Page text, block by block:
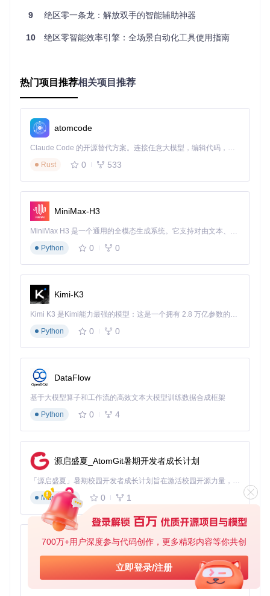
700万+用户深度参与代码创作，更多精彩内容等你共创
立即登录/注册
功能价值：从操作疲劳中解放双手
在高强度战斗中，玩家需要保持高度专注以应对敌人的复杂攻
场景应用：应对多样化战斗挑战
BOSS攻坚战
反击
连招挑战
：完美实现角色技能衔接，最大化输出伤害
材料 farming
极限挑战：在高难度副本中保持稳定操作，提升通关成功率
自动战斗系统的核心可以类比为一位经验丰富的游戏教练：
视觉感知层（相当于教练的眼睛）
通过assets/template/
别
实时分析游戏画面中的敌人位置、血量和技能状态
采用OCR技术识别UI元素和战斗提示信息
决策逻辑层 （相当于教练的大脑）
基于src/zzz_od/auto_battle/
执行层（相当于教练的双手）
通过config/key_sim/配置文件映射输入设备
精准模拟键盘、鼠标或手柄操作
[!WARNING]技术限制说明自动战斗功能依赖游戏画面的
清晰度和稳定性，建议将游戏分辨率设置为1920x1080，
关闭动态模糊等特效以获得最佳识别效果。
使用指南：三步开启自动战斗
准备工作：
确保游戏窗口处于前台且未被遮挡
配置config/auto_battle/ 目录下的战斗参数
target_state/ 中的优先攻击设置
启动绝区零一条龙工具，进入"一条龙运行"标签页
9 绝区零一条龙：解放双手的智能辅助神器
10 绝区零智能效率引擎：全场景自动化工具使用指南
热门项目推荐相关项目推荐
atomcode
Claude Code 的开源替代方案。连接任意大模型，编辑代码，运行命令，自动验证 — 全自动执行。用 Rust 构建，极致性能。 ｜ An open-source alternative to Claude Code. Connect any LLM, edit code, run commands, and verify changes — autonomously. Built in Rust for speed. Get Started
Rust
0 533
MiniMax-H3
MiniMax H3 是一个通用的全模态生成系统。它支持对由文本、图像、视频和音频组成的多模态上下文进行统一理解，并能生成分辨率高达 2K、时长可达 15 秒的带原生立体声音频的视频。得益于面向任务泛化的系统设计，H3 在预训练阶段就已具备广泛的多模态上下文理解与生成能力，能够出色地执行复杂的多模态指令。
Python
0 0
Kimi-K3
Kimi K3 是Kimi能力最强的模型：这是一个拥有 2.8 万亿参数的混合专家（MoE）模型，具备原生视觉理解能力，并支持 100 万 token 的上下文窗口。
Python
0 0
DataFlow
基于大模型算子和工作流的高效文本大模型训练数据合成框架
Python
0 4
源启盛夏_AtomGit暑期开发者成长计划
「源启盛夏」暑期校园开发者成长计划旨在激活校园开源力量，通过积分激励、认证扶持、资源倾斜等形式，引导高校组织和开发者完成「入驻 — 建项目 — 做贡献 — 获认证 — 得资源」的完整闭环。无论你是想带领社团入驻平台的组织者，还是希望用代码贡献证明自己的开发者，都能在这里找到属于你的成长路径。
Markdown
0 1
py-xiaozhi
基于Python的Xiaozhi AI，适用于想要完整Xiaozhi体验而无需拥有专用硬件的用户。
Python
0 1